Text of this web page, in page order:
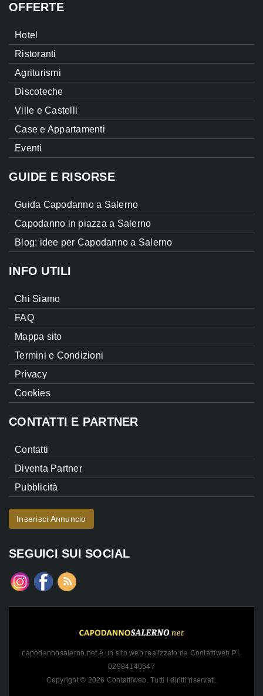
OFFERTE
Hotel
Ristoranti
Agriturismi
Discoteche
Ville e Castelli
Case e Appartamenti
Eventi
GUIDE E RISORSE
Guida Capodanno a Salerno
Capodanno in piazza a Salerno
Blog: idee per Capodanno a Salerno
INFO UTILI
Chi Siamo
FAQ
Mappa sito
Termini e Condizioni
Privacy
Cookies
CONTATTI E PARTNER
Contatti
Diventa Partner
Pubblicità
Inserisci Annuncio
SEGUICI SUI SOCIAL
capodannosalerno.net è un sito web realizzato da Contattiweb P.I.
02984140547
Copyright © 2026 Contattiweb. Tutti i diritti riservati.